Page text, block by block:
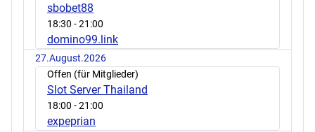
sbobet88
18:30 - 21:00
domino99.link
27.August.2026
Offen (für Mitglieder)
Slot Server Thailand
18:00 - 21:00
expeprian